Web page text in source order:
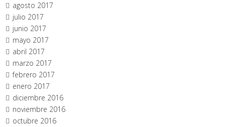
agosto 2017
julio 2017
junio 2017
mayo 2017
abril 2017
marzo 2017
febrero 2017
enero 2017
diciembre 2016
noviembre 2016
octubre 2016